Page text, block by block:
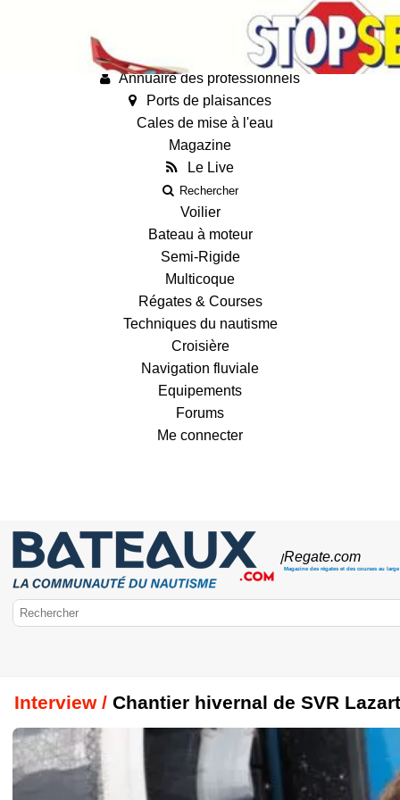
Fiches techniques des bateaux
Annuaire des professionnels
Ports de plaisances
Cales de mise à l'eau
Magazine
Le Live
Rechercher
Voilier
Bateau à moteur
Semi-Rigide
Multicoque
Régates & Courses
Techniques du nautisme
Croisière
Navigation fluviale
Equipements
Forums
Me connecter
/Regate.com
Magazine des régates et des courses au large
Bateaux.com
Régates & Courses
Navigateurs Vendée Globe
Jeux
Interview / Chantier hivernal de SVR